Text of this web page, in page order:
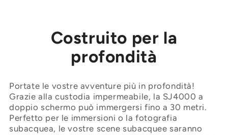
Costruito per la
profondità
Portate le vostre avventure più in profondità!
Grazie alla custodia impermeabile, la SJ4000 a
doppio schermo può immergersi fino a 30 metri.
Perfetto per le immersioni o la fotografia
subacquea, le vostre scene subacquee saranno